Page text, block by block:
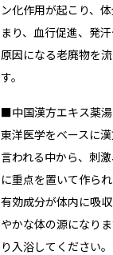
ン化作用が起こり、
まり、血行促進、発
原因になる老廃物を
す。
■中国漢方エキス薬湯
東洋医学をベースに
言われる中から、刺
に重点を置いて作ら
有効成分が体内に吸
やかな体の源になり
り入浴してください。